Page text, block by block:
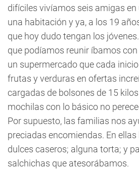
difíciles vivíamos seis amigas
una habitación y ya, a los 19
que hoy dudo tengan los
que podíamos reunir íbamos
un supermercado que cada
frutas y verduras en ofertas
cargadas de bolsones de 15
mochilas con lo básico no
Por supuesto, las familias nos
preciadas encomiendas. En
dulces caseros; alguna torta; y
salchichas que atesorábamos.